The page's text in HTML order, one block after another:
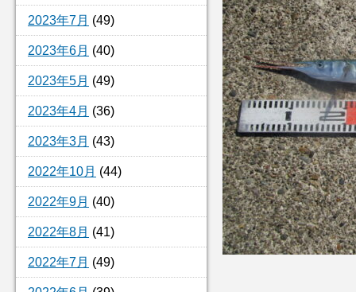
2023年7月 (49)
2023年6月 (40)
2023年5月 (49)
2023年4月 (36)
2023年3月 (43)
2022年10月 (44)
2022年9月 (40)
2022年8月 (41)
2022年7月 (49)